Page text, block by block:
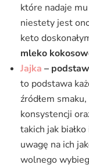
które nadaje
niestety jest
keto
mleko
Jajka –
to podstawa
źródłem
konsystencji
takich jak białko
uwagę na ich
wolnego